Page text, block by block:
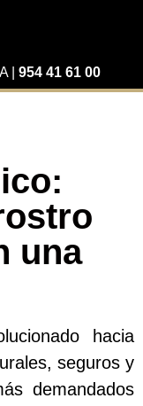
| 954 41 61 00
una
hacia
seguros y
demandados